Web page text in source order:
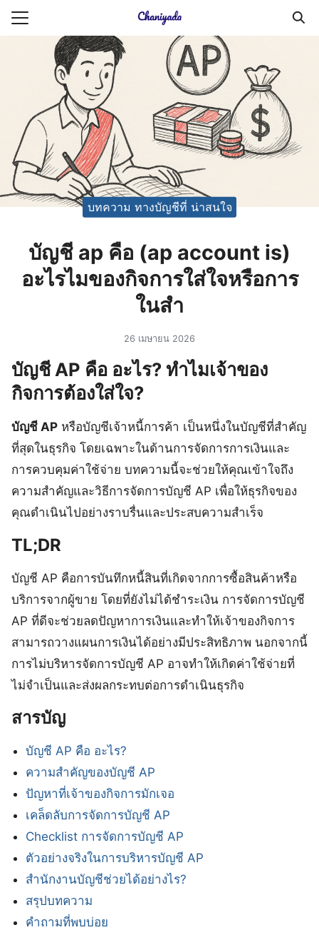
Skip
ยความเป็นส่วนตัว
ญชี (Accounting service)
ญชี (Accounting
บทความ ทางบัญชีที่ น่าสนใจ
บัญชี ap คือ (ap account is)
อะไรไมของกิจการใส่ใจหรือการ
ในสำ
26 เมษายน 2026
บัญชี AP คือ อะไร? ทำไมเจ้าของ
กิจการต้องใส่ใจ?
บัญชี AP หรือบัญชีเจ้าหนี้การค้า เป็นหนึ่งในบัญชีที่สำคัญ
ที่สุดในธุรกิจ โดยเฉพาะในด้านการจัดการการเงินและ
การควบคุมค่าใช้จ่าย บทความนี้จะช่วยให้คุณเข้าใจถึง
ความสำคัญและวิธีการจัดการบัญชี AP เพื่อให้ธุรกิจของ
คุณดำเนินไปอย่างราบรื่นและประสบความสำเร็จ
TL;DR
บัญชี AP คือการบันทึกหนี้สินที่เกิดจากการซื้อสินค้าหรือ
บริการจากผู้ขาย โดยที่ยังไม่ได้ชำระเงิน การจัดการบัญชี
AP ที่ดีจะช่วยลดปัญหาการเงินและทำให้เจ้าของกิจการ
สามารถวางแผนการเงินได้อย่างมีประสิทธิภาพ นอกจากนี้
การไม่บริหารจัดการบัญชี AP อาจทำให้เกิดค่าใช้จ่ายที่
ไม่จำเป็นและส่งผลกระทบต่อการดำเนินธุรกิจ
สารบัญ
บัญชี AP คือ อะไร?
ความสำคัญของบัญชี AP
ปัญหาที่เจ้าของกิจการมักเจอ
เคล็ดลับการจัดการบัญชี AP
Checklist การจัดการบัญชี AP
ตัวอย่างจริงในการบริหารบัญชี AP
สำนักงานบัญชีช่วยได้อย่างไร?
สรุปบทความ
คำถามที่พบบ่อย